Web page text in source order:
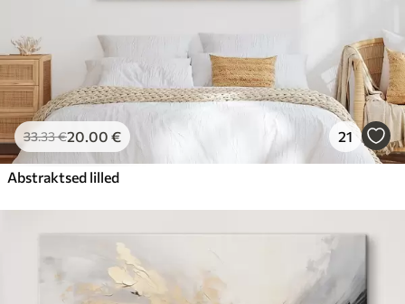
33.33€20.00 € 21
Abstraktsed lilled